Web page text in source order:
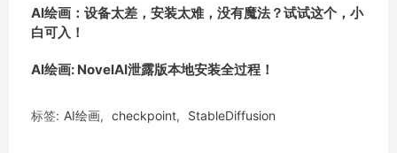
AI绘画：设备太差，安装太难，没有魔法？试试这个，小
白可入！
AI绘画: NovelAI泄露版本地安装全过程！
标签: AI绘画, checkpoint, StableDiffusion